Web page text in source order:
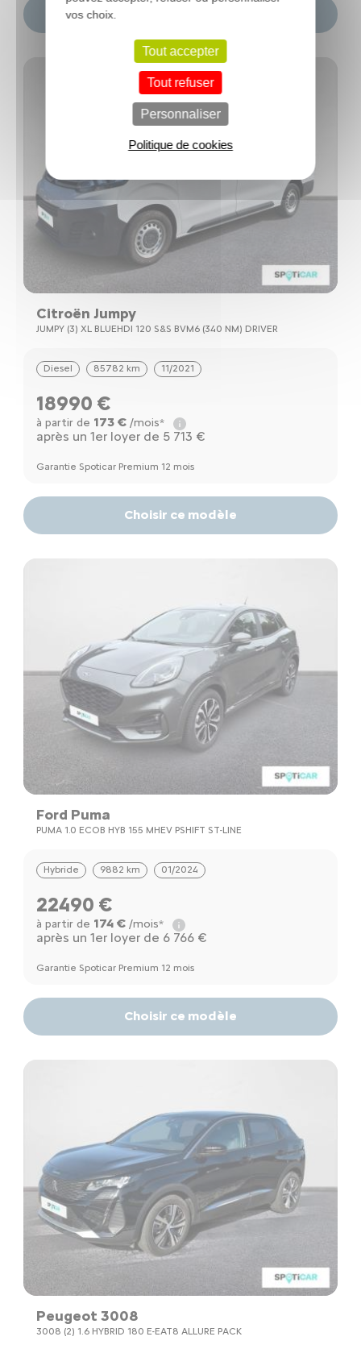
Citroën Jumpy
JUMPY (3) XL BLUEHDI 120 S&S BVM6 (340 NM) DRIVER
Diesel 85782 km 11/2021
18990 €
à partir de 173 €/mois*
après un 1er loyer de 5 713 €
Garantie Spoticar Premium 12 mois
Choisir ce modèle
Ford Puma
PUMA 1.0 ECOB HYB 155 MHEV PSHIFT ST-LINE
Hybride 9882 km 01/2024
22490 €
à partir de 174 €/mois*
après un 1er loyer de 6 766 €
Garantie Spoticar Premium 12 mois
Choisir ce modèle
Peugeot 3008
3008 (2) 1.6 HYBRID 180 E-EAT8 ALLURE PACK
vos choix.
Tout accepter
Tout refuser
Personnaliser
Politique de cookies